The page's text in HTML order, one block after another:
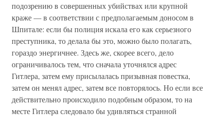
подозрению в совершенных убийствах или крупной
краже — в соответствии с предполагаемым доносом в
Шпитале: если бы полиция искала его как серьезного
преступника, то делала бы это, можно было полагать,
гораздо энергичнее. Здесь же, скорее всего, дело
ограничивалось тем, что сначала уточнялся адрес
Гитлера, затем ему присылалась призывная повестка,
затем он менял адрес, затем все повторялось. Но если все
действительно происходило подобным образом, то на
месте Гитлера следовало бы удивляться странной